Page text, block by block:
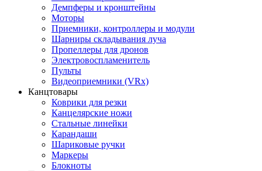
Демпферы и кронштейны
Моторы
Приемники, контроллеры и модули
Шарниры складывания луча
Пропеллеры для дронов
Электровоспламенитель
Пульты
Видеоприемники (VRx)
Канцтовары
Коврики для резки
Канцелярские ножи
Стальные линейки
Карандаши
Шариковые ручки
Маркеры
Блокноты